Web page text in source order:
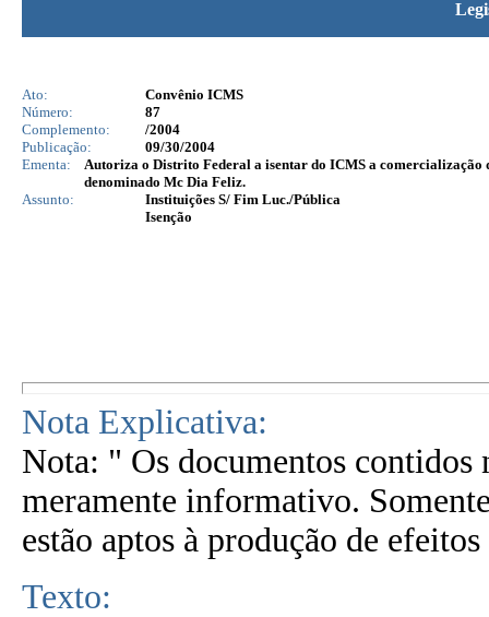
Ato:
Convênio ICMS
Número:
87
Complemento:
/2004
Publicação:
09/30/2004
Ementa:
Autoriza o Distrito Federal a isentar do ICMS a comercialização
denominado Mc Dia Feliz.
Assunto:
Instituições S/ Fim Luc./Pública
Isenção
Nota Explicativa:
Nota: " Os documentos contidos
meramente informativo.
estão aptos à produção de
Texto: